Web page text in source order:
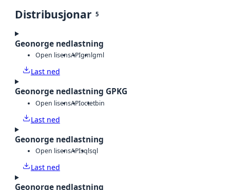
Distribusjonar 5
Geonorge nedlastning
Open lisensAPIgmlgml
Last ned
Geonorge nedlastning GPKG
Open lisensAPIoctetbin
Last ned
Geonorge nedlastning
Open lisensAPIsqlsql
Last ned
Geonorge nedlastning